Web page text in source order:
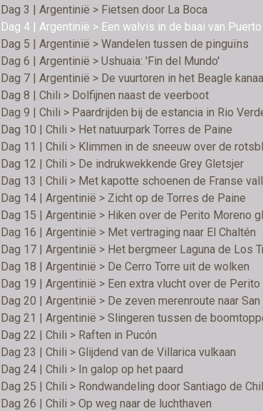
Dag 3 | Argentinië > Fietsen door La Boca
Dag 4 | Argentinië > Een walvis in de baai van
Dag 5 | Argentinië > Wandelen tussen de pinguïns
Dag 6 | Argentinië > Ushuaia: 'Fin del Mundo'
Dag 7 | Argentinië > De vuurtoren in het Beagle
Dag 8 | Chili > Dolfijnen naast de veerboot
Dag 9 | Chili > Paardrijden bij de estancia in Rio
Dag 10 | Chili > Het natuurpark Torres de Paine
Dag 11 | Chili > Klimmen in de sneeuw over de
Dag 12 | Chili > De indrukwekkende Grey Gletsjer
Dag 13 | Chili > Met kapotte schoenen de Franse
Dag 14 | Argentinië > Zicht op de Torres de Paine
Dag 15 | Argentinië > Hiken over de Perito Moreno
Dag 16 | Argentinië > Met vertraging naar El Chaltén
Dag 17 | Argentinië > Het bergmeer Laguna de Los
Dag 18 | Argentinië > De Cerro Torre uit de wolken
Dag 19 | Argentinië > Een extra vlucht over de
Dag 20 | Argentinië > De zeven merenroute naar
Dag 21 | Argentinië > Slingeren tussen de
Dag 22 | Chili > Raften in Pucón
Dag 23 | Chili > Glijdend van de Villarica vulkaan
Dag 24 | Chili > In galop op het paard
Dag 25 | Chili > Rondwandeling door Santiago de
Dag 26 | Chili > Op weg naar de luchthaven